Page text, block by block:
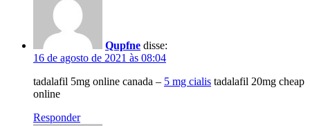
Qupfne disse:
16 de agosto de 2021 às 08:04
tadalafil 5mg online canada – 5 mg cialis tadalafil 20mg cheap
online
Responder